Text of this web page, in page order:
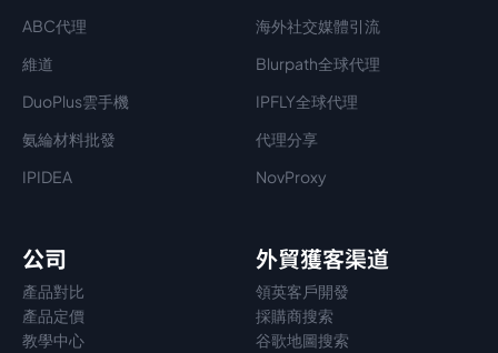
ABC代理
海外社交媒體引流
維道
Blurpath全球代理
DuoPlus雲手機
IPFLY全球代理
氨綸材料批發
代理分享
IPIDEA
NovProxy
公司
產品對比
產品定價
教學中心
外貿獲客渠道
領英客戶開發
採購商搜索
谷歌地圖搜索